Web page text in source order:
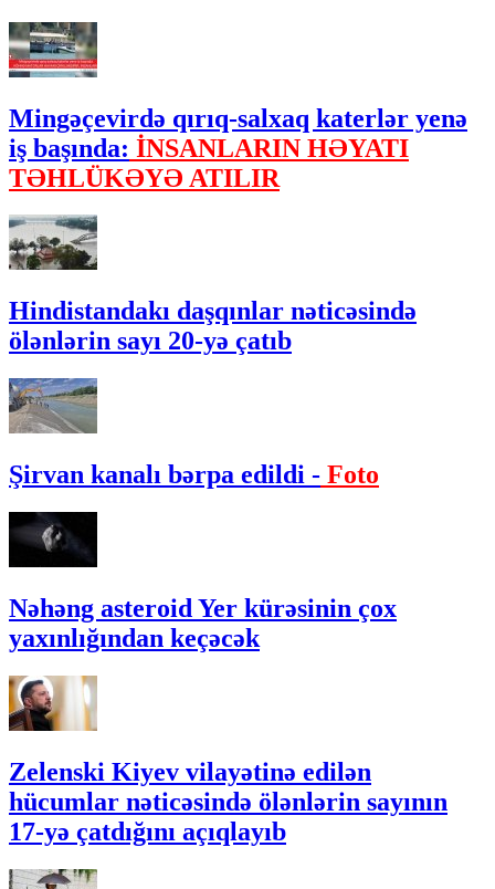
Mingəçevirdə qırıq-salxaq katerlər yenə
iş başında: İNSANLARIN HƏYATI
TƏHLÜKƏYƏ ATILIR
Hindistandakı daşqınlar nəticəsində
ölənlərin sayı 20-yə çatıb
Şirvan kanalı bərpa edildi - Foto
Nəhəng asteroid Yer kürəsinin çox
yaxınlığından keçəcək
Zelenski Kiyev vilayətinə edilən
hücumlar nəticəsində ölənlərin sayının
17-yə çatdığını açıqlayıb